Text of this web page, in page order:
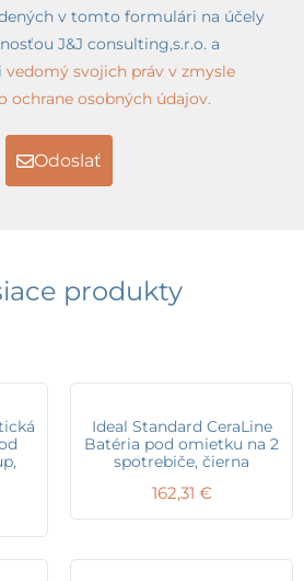
v tomto formulári na účely
J&J consulting,s.r.o. a
vedomý svojich práv v zmysle
ochrane osobných údajov.
Odoslať
produkty
Ideal Standard CeraLine
Batéria pod omietku na 2
spotrebiče, čierna
162,31 €